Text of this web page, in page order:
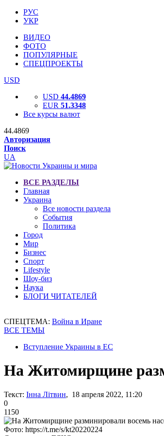
РУС
УКР
ВИДЕО
ФОТО
ПОПУЛЯРНЫЕ
СПЕЦПРОЕКТЫ
USD
USD 44.4869
EUR 51.3348
Все курсы валют
44.4869
Авторизация
Поиск
UA
ВСЕ РАЗДЕЛЫ
Главная
Украина
Все новости раздела
События
Политика
Город
Мир
Бизнес
Спорт
Lifestyle
Шоу-биз
Наука
БЛОГИ ЧИТАТЕЛЕЙ
СПЕЦТЕМА: Война в Иране
ВСЕ ТЕМЫ
Вступление Украины в ЕС
На Житомирщине
Текст: Інна Літвин, 18 апреля 2022, 11:20
0
1150
Фото: https://t.me/s/kt20220224